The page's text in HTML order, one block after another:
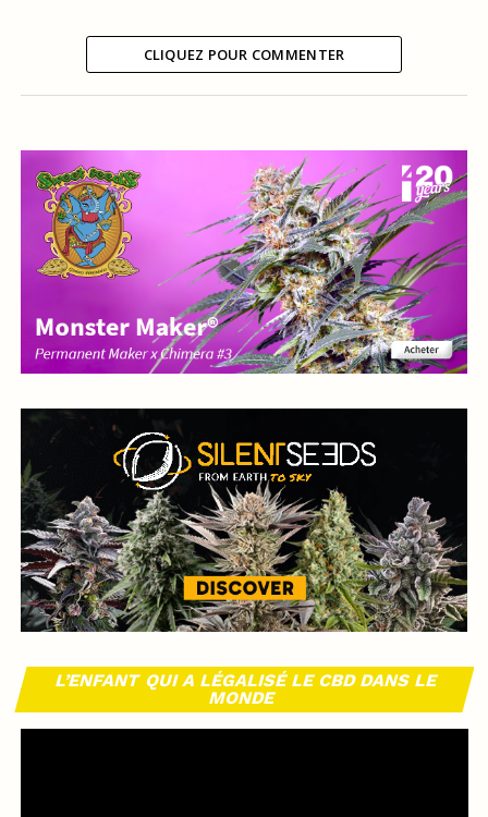
CLIQUEZ POUR COMMENTER
L’ENFANT QUI A LÉGALISÉ LE CBD DANS LE
MONDE